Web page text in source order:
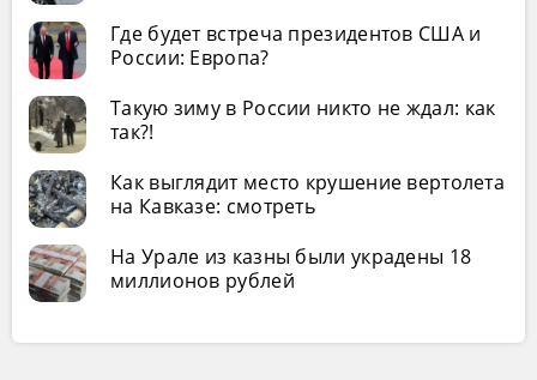
Где будет встреча президентов США и
России: Европа?
Такую зиму в России никто не ждал: как
так?!
Как выглядит место крушение вертолета
на Кавказе: смотреть
На Урале из казны были украдены 18
миллионов рублей